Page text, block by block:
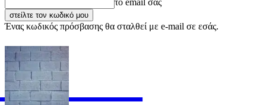
το email σας
Ένας κωδικός πρόσβασης θα σταλθεί με e-mail σε εσάς.